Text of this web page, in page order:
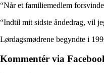
“Når et familiemedlem
“Indtil mit sidste åndedrag, vil
Lørdagsmødrene begyndte i
Kommentér via